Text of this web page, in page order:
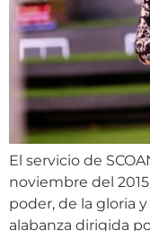
El servicio de
noviembre del
poder, de la gloria y
alabanza dirigida